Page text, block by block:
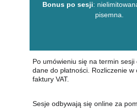
Bonus po sesji:
pisemna.
Po umówieniu się na termin sesji
dane do płatności. Rozliczenie w
faktury VAT.
Sesje odbywają się online za